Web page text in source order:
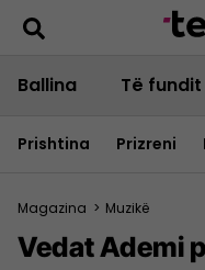
Ballina Të fundit
Prishtina Prizreni
Magazina > Muzikë
Vedat Ademi